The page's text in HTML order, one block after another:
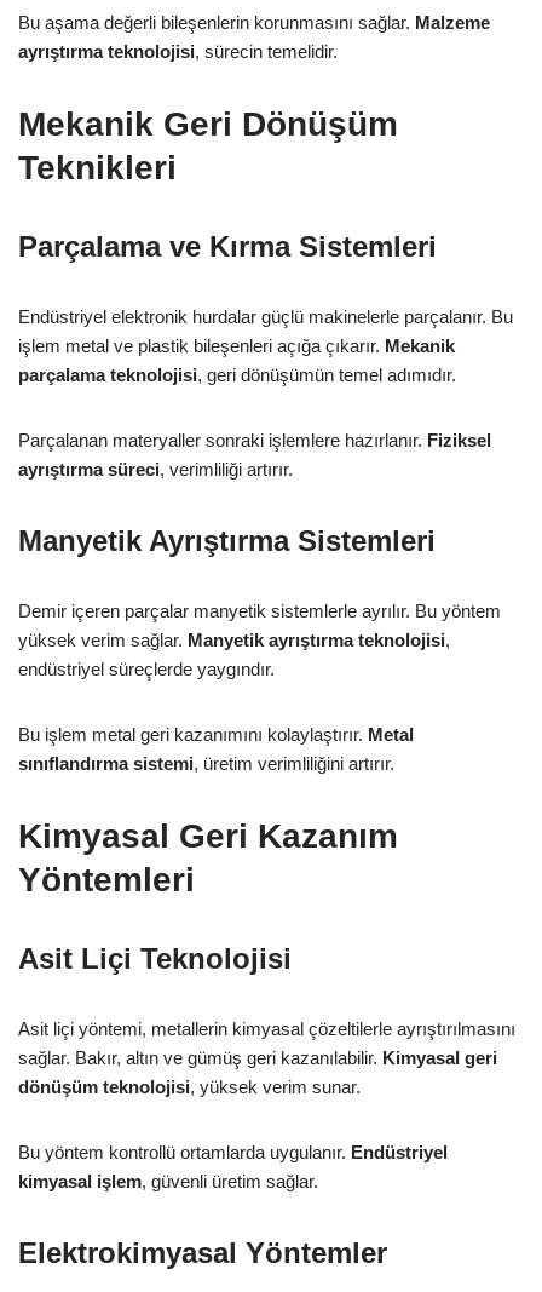
Bu aşama değerli bileşenlerin korunmasını sağlar. Malzeme
ayrıştırma teknolojisi, sürecin temelidir.
Mekanik Geri Dönüşüm
Teknikleri
Parçalama ve Kırma Sistemleri
Endüstriyel elektronik hurdalar güçlü makinelerle parçalanır. Bu
işlem metal ve plastik bileşenleri açığa çıkarır. Mekanik
parçalama teknolojisi, geri dönüşümün temel adımıdır.
Parçalanan materyaller sonraki işlemlere hazırlanır. Fiziksel
ayrıştırma süreci, verimliliği artırır.
Manyetik Ayrıştırma Sistemleri
Demir içeren parçalar manyetik sistemlerle ayrılır. Bu yöntem
yüksek verim sağlar. Manyetik ayrıştırma teknolojisi,
endüstriyel süreçlerde yaygındır.
Bu işlem metal geri kazanımını kolaylaştırır. Metal
sınıflandırma sistemi, üretim verimliliğini artırır.
Kimyasal Geri Kazanım
Yöntemleri
Asit Liçi Teknolojisi
Asit liçi yöntemi, metallerin kimyasal çözeltilerle ayrıştırılmasını
sağlar. Bakır, altın ve gümüş geri kazanılabilir. Kimyasal geri
dönüşüm teknolojisi, yüksek verim sunar.
Bu yöntem kontrollü ortamlarda uygulanır. Endüstriyel
kimyasal işlem, güvenli üretim sağlar.
Elektrokimyasal Yöntemler